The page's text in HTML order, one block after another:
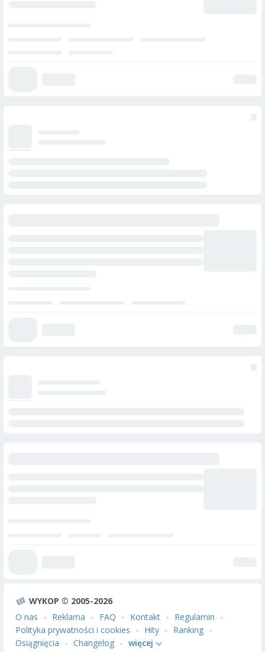
WYKOP © 2005-2026
O nas
Reklama FAQ Kontakt
Regulamin
Polityka prywatności i cookies
Hity
Ranking
Osiągnięcia
Changelog więcej